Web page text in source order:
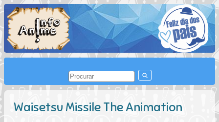
Waisetsu Missile The Animation